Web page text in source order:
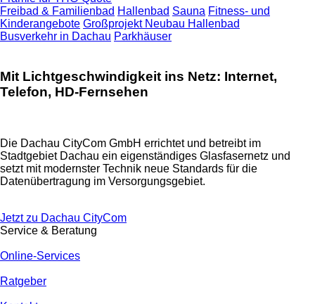
Freibad & Familienbad Hallenbad Sauna Fitness- und
Kinderangebote Großprojekt Neubau Hallenbad
Busverkehr in Dachau Parkhäuser
Mit Lichtgeschwindigkeit ins Netz: Internet,
Telefon, HD-Fernsehen
Die Dachau CityCom GmbH errichtet und betreibt im
Stadtgebiet Dachau ein eigenständiges Glasfasernetz und
setzt mit modernster Technik neue Standards für die
Datenübertragung im Versorgungsgebiet.
Jetzt zu Dachau CityCom
Service & Beratung
Online-Services
Ratgeber